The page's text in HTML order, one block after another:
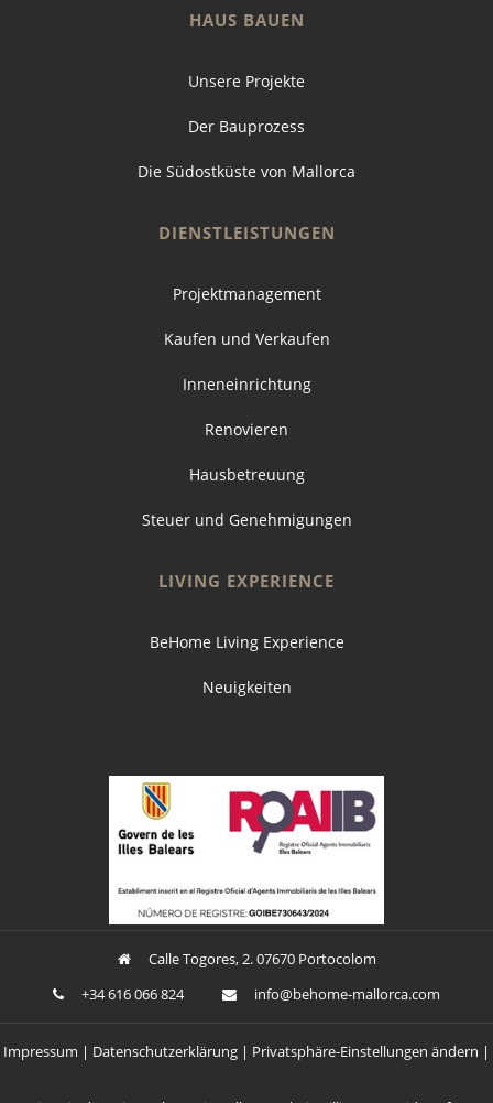
HAUS BAUEN
Unsere Projekte
Der Bauprozess
Die Südostküste von Mallorca
DIENSTLEISTUNGEN
Projektmanagement
Kaufen und Verkaufen
Inneneinrichtung
Renovieren
Hausbetreuung
Steuer und Genehmigungen
LIVING EXPERIENCE
BeHome Living Experience
Neuigkeiten
Calle Togores, 2. 07670 Portocolom
+34 616 066 824
moc.a
croll
am-em
oheb@
ofni
Impressum Datenschutzerklärung Privatsphäre-Einstellungen ändern